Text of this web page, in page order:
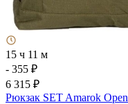
15 ч 11 м
- 355 ₽
6 315 ₽
Рюкзак SET Amarok Open